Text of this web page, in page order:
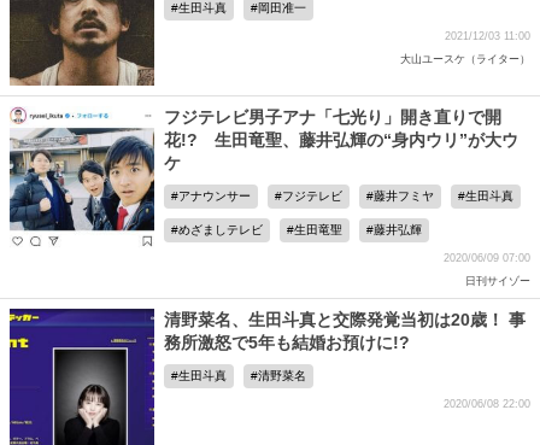
生田斗真 岡田准一
2021/12/03 11:00
大山ユースケ（ライター）
フジテレビ男子アナ「七光り」開き直りで開
花!? 生田竜聖、藤井弘輝の“身内ウリ”が大ウ
ケ
アナウンサー フジテレビ 藤井フミヤ 生田斗真
めざましテレビ 生田竜聖 藤井弘輝
2020/06/09 07:00
日刊サイゾー
清野菜名、生田斗真と交際発覚当初は20歳！ 事
務所激怒で5年も結婚お預けに!?
生田斗真 清野菜名
2020/06/08 22:00